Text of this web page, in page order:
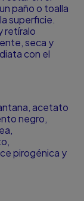
paño o toalla
superficie.
retíralo
seca y
con el
acetato
negro,
pirogénica y